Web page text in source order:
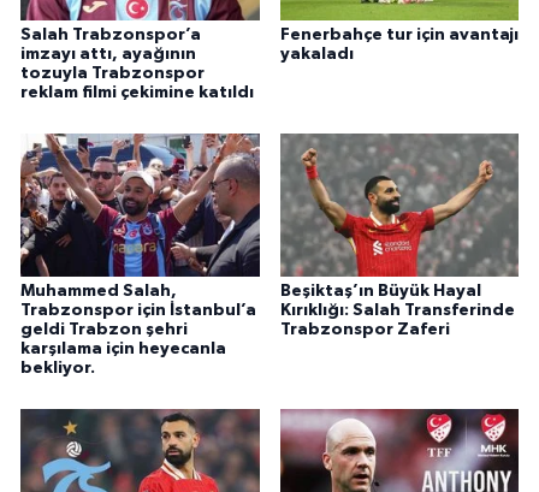
Salah Trabzonspor’a
imzayı attı, ayağının
tozuyla Trabzonspor
reklam filmi çekimine katıldı
Fenerbahçe tur için avantajı
yakaladı
Muhammed Salah,
Trabzonspor için İstanbul’a
geldi Trabzon şehri
karşılama için heyecanla
bekliyor.
Beşiktaş’ın Büyük Hayal
Kırıklığı: Salah Transferinde
Trabzonspor Zaferi